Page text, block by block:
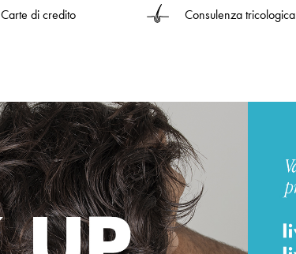
Carte di credito Consulenza tricologica